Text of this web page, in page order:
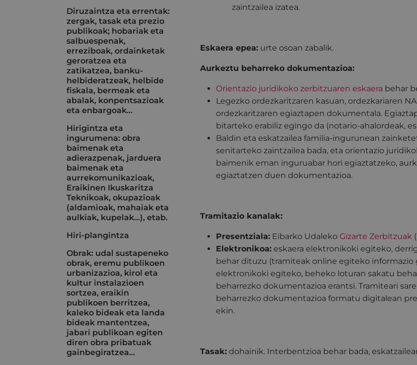
zaintzailea izatea.
Eskaera epea: urte osoan zabalik.
Aurkeztu beharreko dokumentazioa:
Orientazio juridikoko zerbitzuaren eskaera behar
Legezko ordezkaritzaren kasuan, ordezkariaren
ordezkaritzaren egiaztapen dokumentala.
bitarteko erabiliz egingo da (notario-ahalordeak,
Baldin eta eskatzailea familia-ingurunean
senitarteko zaintzailea bada, eta orientazio
baimenik eman inguruabar hori egiaztatzeko,
egiaztatzen duen dokumentazioa.
Tramitazio kanalak:
Presentziala: Eibarko Udaleko Gizarte Zerbitzuak
Elektronikoa: eskaera elektronikoki egiteko,
behar dituzu (tramiteak online egiteko informazio
elektronikoki egiteko, beheko loturan sakatu
beharrezko dokumentazioa erantsi. Tramiteari
beharrezko dokumentazioa formatu digitalean
ekin.
Tasak: dohainik. Interbentzioa behar bada,
Diruzaintza eta errentak:
zergak, tasak eta prezio
publikoak; hobariak eta
salbuespenak,
erreziboak, ordainketak
geroratzea eta
zatikatzea, banku-
helbideratzeak, helbide
fiskala, bermeak eta
abalak, konpentsazioak
eta enbargoak…
Hirigintza eta
ingurumena: obra
baimenak eta
adierazpenak, jarduera
baimenak eta
aurrekomunikazioak,
Eraikinen Ikuskaritza
Teknikoak, okupazioak
(aldamioak, mahaiak eta
aulkiak, kupelak...), etab.
Hiri-plangintza
Obrak: udal sustapeneko
obrak, eremu publikoen
urbanizazioa, kirol eta
kultur instalazioen
sortzea, eraikin
publikoen berritzea,
kaleko bideak eta landa
bideak mantentzea,
jabari publikoan egiten
diren obra pribatuak
gainbegiratzea…